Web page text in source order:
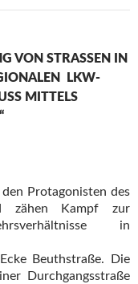
STRASSEN IN W
LKW-V
MITTELS T
Protagonisten des
zähen Kampf zur
in
Beuthstraße. Die
Durchgangsstraße